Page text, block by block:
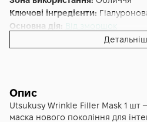
Ключові інгредієнти:
Основна дія: Від зморшок
Додаткові властивості:Cruelty-
парабенів
Альтернативна назва:
Опис
Utsukusy Wrinkle Filler Mask 1 шт
маска нового покоління для